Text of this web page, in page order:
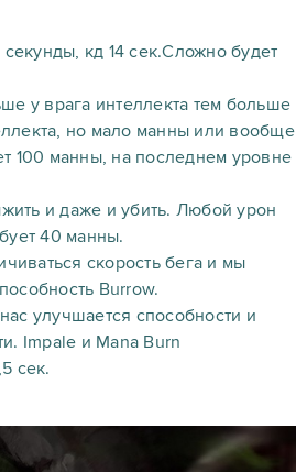
кд 14 сек.Сложно будет
у врага интеллекта тем больше
но мало манны или вообще
100 манны, на последнем уровне
и даже и убить. Любой урон
40 манны.
скорость бега и мы
Burrow.
улучшается способности и
Impale и Mana Burn
сек.